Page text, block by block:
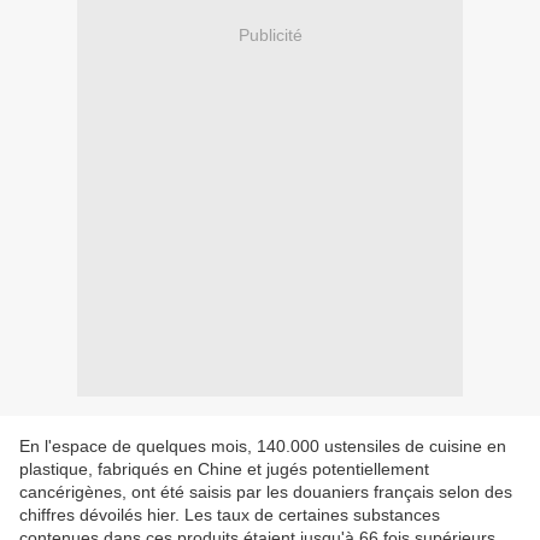
Publicité
En l'espace de quelques mois, 140.000 ustensiles de cuisine en
plastique, fabriqués en Chine et jugés potentiellement
cancérigènes, ont été saisis par les douaniers français selon des
chiffres dévoilés hier. Les taux de certaines substances